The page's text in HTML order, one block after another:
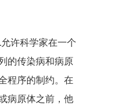
许科学家在一个
的传染病和病原
程序的制约。在
病原体之前，他